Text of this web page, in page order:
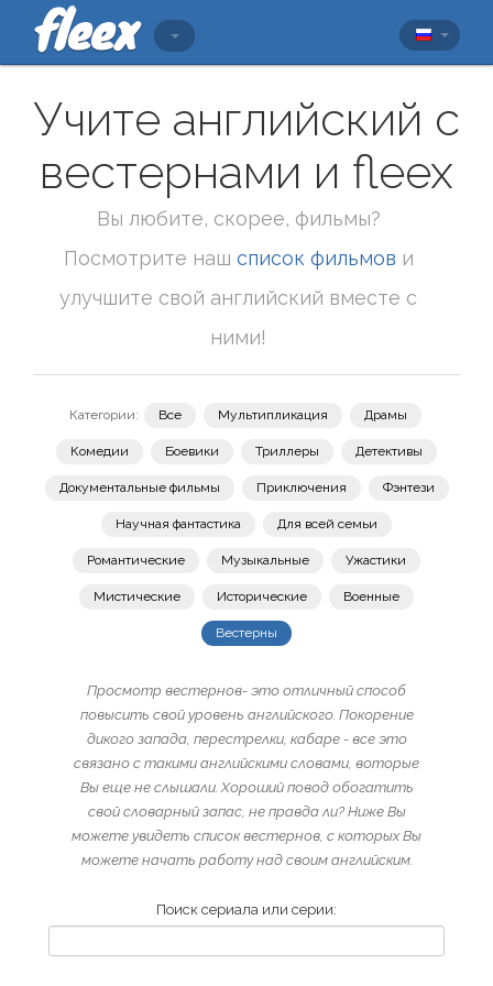
Учите английский с
вестернами и fleex
Вы любите, скорее, фильмы?
Посмотрите наш список фильмов и
улучшите свой английский вместе с
ними!
Категории: Все Мультипликация Драмы
Комедии Боевики Триллеры Детективы
Документальные фильмы Приключения Фэнтези
Научная фантастика Для всей семьи
Романтические Музыкальные Ужастики
Мистические Исторические Военные
Вестерны
Просмотр вестернов- это отличный способ
повысить свой уровень английского. Покорение
дикого запада, перестрелки, кабаре - все это
связано с такими английскими словами, воторые
Вы еще не слышали. Хороший повод обогатить
свой словарный запас, не правда ли? Ниже Вы
можете увидеть список вестернов, с которых Вы
можете начать работу над своим английским.
Поиск сериала или серии: